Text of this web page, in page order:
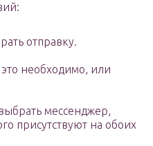
отправку.
необходимо, или
мессенджер,
присутствуют на обоих